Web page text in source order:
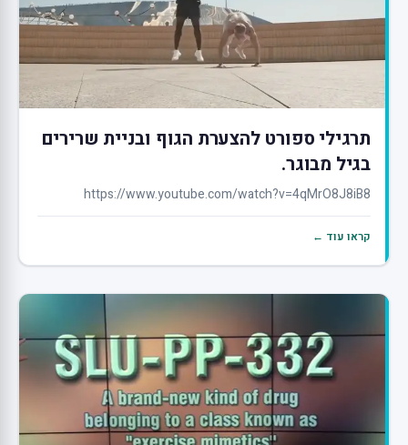
תרגילי ספורט להצערת הגוף ובניית שרירים
בגיל מבוגר.
https://www.youtube.com/watch?v=4qMrO8J8iB8
קראו עוד ←